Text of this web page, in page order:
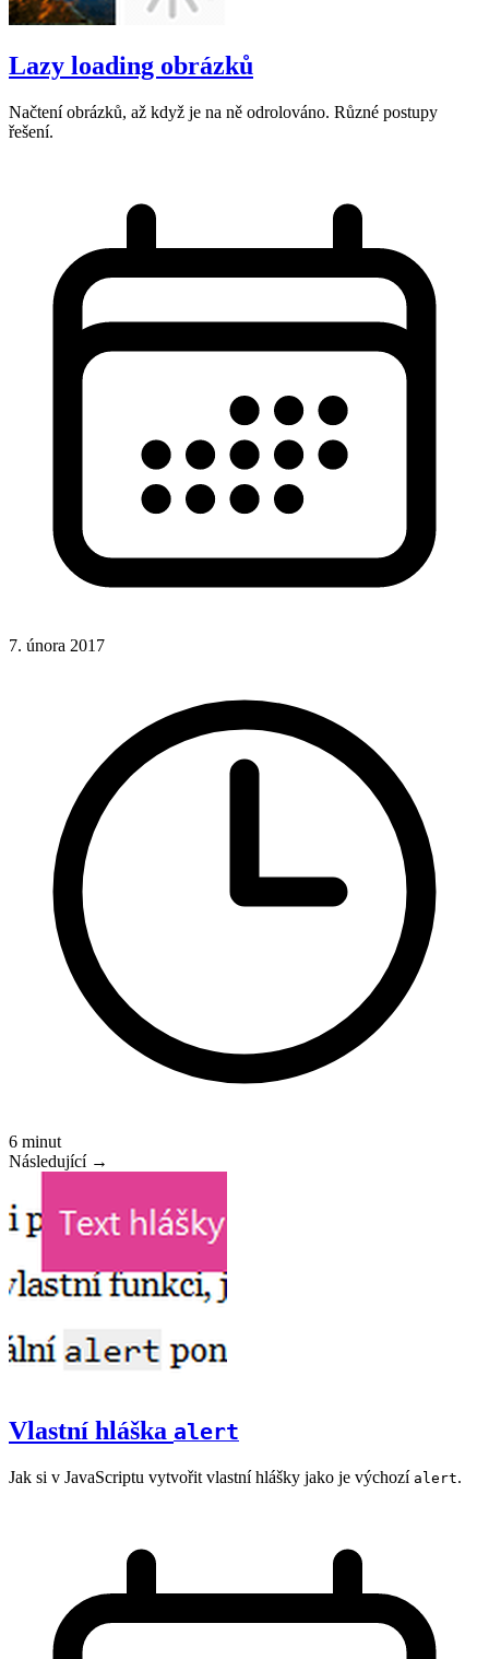
Lazy loading obrázků
Načtení obrázků, až když je na ně odrolováno. Různé postupy
řešení.
7. února 2017
6 minut
Následující →
Vlastní hláška alert
Jak si v JavaScriptu vytvořit vlastní hlášky jako je výchozí alert.